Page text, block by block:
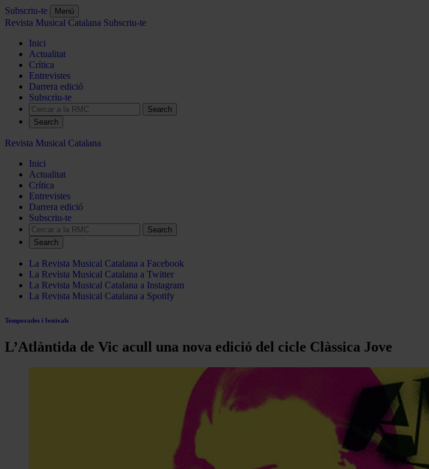
Subscriu-te Menú
Revista Musical Catalana Subscriu-te
Inici
Actualitat
Crítica
Entrevistes
Darrera edició
Subscriu-te
Search
Revista Musical Catalana
Inici
Actualitat
Crítica
Entrevistes
Darrera edició
Subscriu-te
Search
La Revista Musical Catalana a Facebook
La Revista Musical Catalana a Twitter
La Revista Musical Catalana a Instagram
La Revista Musical Catalana a Spotify
Temporades i festivals
L’Atlàntida de Vic acull una nova edició del cicle Clàssica Jove